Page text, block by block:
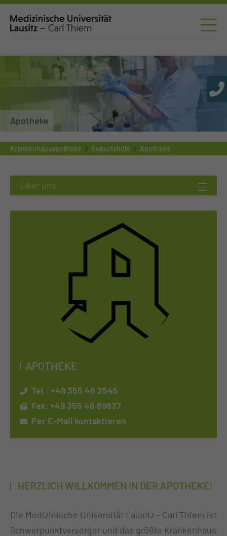
Apotheke
Krankenhausapotheke Geburtshilfe Apotheke
APO­THE­KE
Tel.: +49 355 46 2545
Fax: +49 355 46 89837
Per E-Mail kontaktieren
HERZLICH WILLKOMMEN IN DER APOTHEKE!
Die Medizinische Universität Lausitz - Carl Thiem ist
Schwerpunktversorger und das größte Krankenhaus